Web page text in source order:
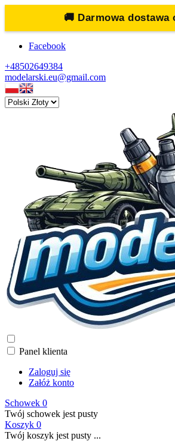
🚚 Darmowa dostawa
Facebook
+48502649384
modelarski.eu@gmail.com
Panel klienta
Zaloguj się
Załóż konto
Schowek 0
Twój schowek jest pusty
Koszyk 0
Twój koszyk jest pusty ...